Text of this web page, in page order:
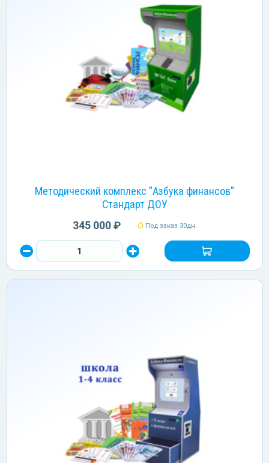
Методический комплекс "Азбука финансов"
Стандарт ДОУ
345 000 ₽ Под заказ 30дн.